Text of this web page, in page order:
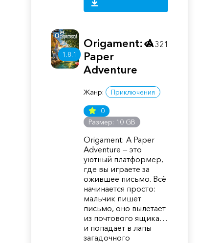
1.8.1
Origament: A
Paper
Adventure
Жанр: Приключения
0
Размер: 10 GB
Origament: A Paper
Adventure — это
уютный платформер,
где вы играете за
ожившее письмо. Всё
начинается просто:
мальчик пишет
письмо, оно вылетает
из почтового ящика…
и попадает в лапы
загадочного
321